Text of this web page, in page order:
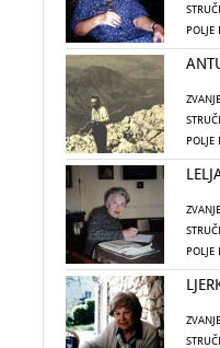
POLJE
ZVANJE
POLJE
ZVANJE
POLJE
ZVANJE